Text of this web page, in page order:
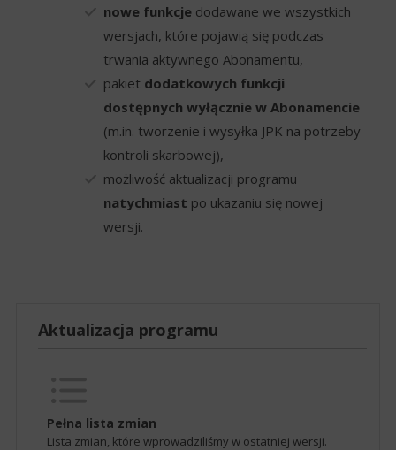
nowe funkcje dodawane we wszystkich
wersjach, które pojawią się podczas
trwania aktywnego Abonamentu,
pakiet dodatkowych funkcji
dostępnych wyłącznie w Abonamencie
(m.in. tworzenie i wysyłka JPK na potrzeby
kontroli skarbowej),
możliwość aktualizacji programu
natychmiast po ukazaniu się nowej
wersji.
Aktualizacja programu
Pełna lista zmian
Lista zmian, które wprowadziliśmy w ostatniej wersji.